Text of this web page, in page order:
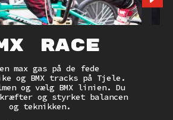
Race
max gas på de fede
og BMX tracks på Tjele.
og vælg BMX linien. Du
og styrket balancen
og teknikken.